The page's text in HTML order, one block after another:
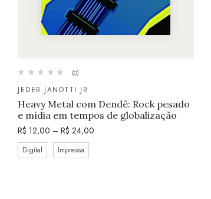
(0)
JEDER JANOTTI JR
Heavy Metal com Dendê: Rock pesado
e mídia em tempos de globalização
R$ 12,00 – R$ 24,00
Digital Impressa